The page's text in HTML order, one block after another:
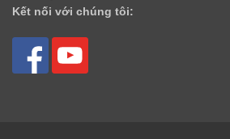
Kết nối với chúng tôi: